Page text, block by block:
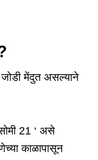
मेंदुत असल्याने
21 ‘ असे
काळापासून